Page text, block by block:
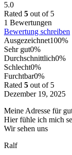
5.0
Rated 5 out of 5
1 Bewertungen
Bewertung schreiben
Ausgezeichnet100%
Sehr gut0%
Durchschnittlich0%
Schlecht0%
Furchtbar0%
Rated 5 out of 5
Dezember 19, 2025
Meine Adresse für
Hier fühle ich mich
Wir sehen uns
Ralf